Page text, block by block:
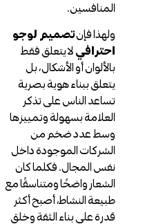
المنافسين.
ولهذا فإنتصميم لوجو
احترافيلا يتعلق فقط
بالألوان أو الأشكال، بل
يتعلق ببناء هوية بصرية
تساعد الناس على تذكر
العلامة بسهولة وتمييزها
وسط عدد ضخم من
الشركات الموجودة داخل
نفس المجال. فكلما كان
الشعار واضحًا ومتناسقًا مع
طبيعة النشاط، أصبح أكثر
قدرة على بناء الثقة وخلق